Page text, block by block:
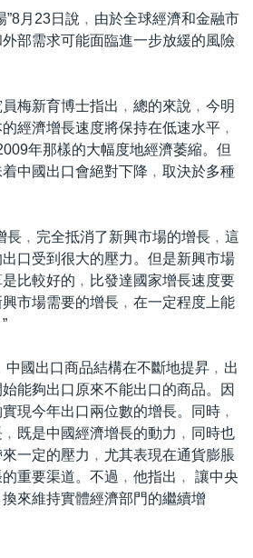
”8月23日說﹐由於全球經濟和金融市
部需求可能面臨進一步放緩的風險
梅新育博士指出﹐總的來說﹐今明
經濟增長速度將保持在低速水平﹐
年那樣的大幅度地經濟萎縮。但
中國出口會絕對下降﹐取決於多種
長﹐完全抵消了新興市場的增長﹐這
口受到很大的壓力。但是新興市場
比較好的﹐比發達國家增長速度要
市場需要的增長﹐在一定程度上能
中國出口商品結構在不斷地提昇﹐出
能夠出口原來不能出口的商品。因
現今年出口兩位數的增長。同時﹐
既是中國經濟增長的動力﹐同時也
一定的壓力﹐尤其表現在通貨膨脹
重要渠道。不過﹐他指出﹐ 讓中央
來維持實體經濟部門的繼續增